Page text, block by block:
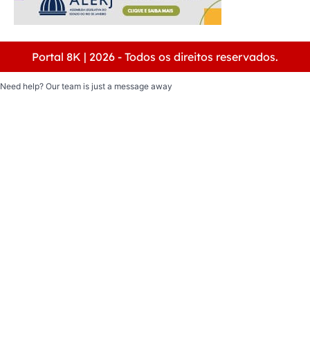
Portal 8K | 2026 - Todos os direitos reservados.
Need help? Our team is just a message away